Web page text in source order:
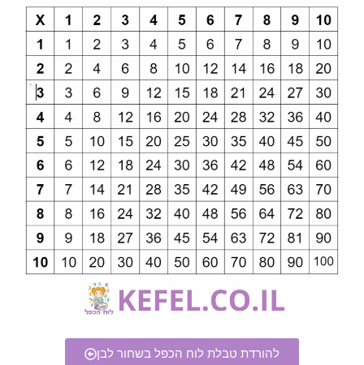
להורדת טבלת לוח הכפל בשחור לבן